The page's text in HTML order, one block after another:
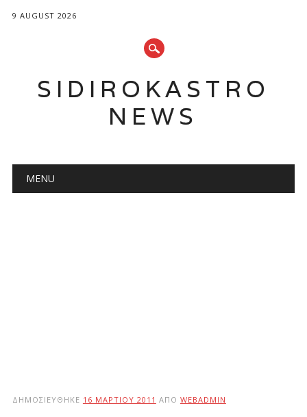
9 AUGUST 2026
SIDIROKASTRO
NEWS
Main menu
MENU
ΔΗΜΟΣΙΕΎΘΗΚΕ 16 ΜΑΡΤΊΟΥ 2011 ΑΠΌ WEBADMIN